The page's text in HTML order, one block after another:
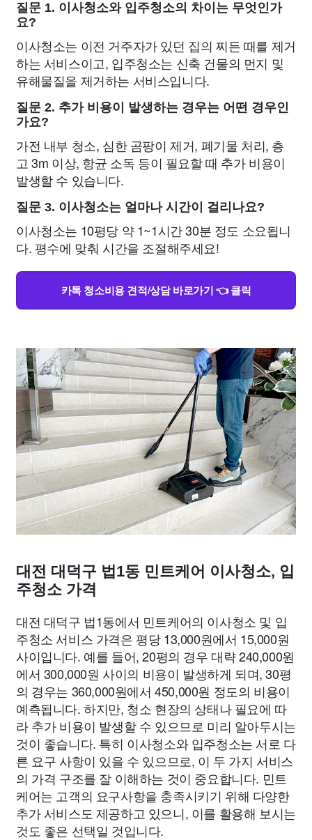
질문 1. 이사청소와 입주청소의 차이는 무엇인가
요?
이사청소는 이전 거주자가 있던 집의 찌든 때를 제거
하는 서비스이고, 입주청소는 신축 건물의 먼지 및
유해물질을 제거하는 서비스입니다.
질문 2. 추가 비용이 발생하는 경우는 어떤 경우인
가요?
가전 내부 청소, 심한 곰팡이 제거, 폐기물 처리, 층
고 3m 이상, 항균 소독 등이 필요할 때 추가 비용이
발생할 수 있습니다.
질문 3. 이사청소는 얼마나 시간이 걸리나요?
이사청소는 10평당 약 1~1시간 30분 정도 소요됩니
다. 평수에 맞춰 시간을 조절해주세요!
카톡 청소비용 견적/상담 바로가기 👈 클릭
대전 대덕구 법1동 민트케어 이사청소, 입
주청소 가격
대전 대덕구 법1동에서 민트케어의 이사청소 및 입
주청소 서비스 가격은 평당 13,000원에서 15,000원
사이입니다. 예를 들어, 20평의 경우 대략 240,000원
에서 300,000원 사이의 비용이 발생하게 되며, 30평
의 경우는 360,000원에서 450,000원 정도의 비용이
예측됩니다. 하지만, 청소 현장의 상태나 필요에 따
라 추가 비용이 발생할 수 있으므로 미리 알아두시는
것이 좋습니다. 특히 이사청소와 입주청소는 서로 다
른 요구 사항이 있을 수 있으므로, 이 두 가지 서비스
의 가격 구조를 잘 이해하는 것이 중요합니다. 민트
케어는 고객의 요구사항을 충족시키기 위해 다양한
추가 서비스도 제공하고 있으니, 이를 활용해 보시는
것도 좋은 선택일 것입니다.